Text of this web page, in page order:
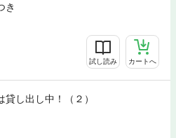
き
試し読み カートへ
貸し出し中！（２）